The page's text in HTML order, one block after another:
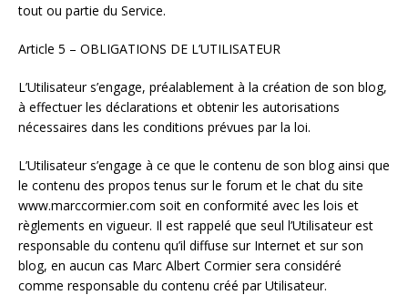
tout ou partie du Service.
Article 5 – OBLIGATIONS DE L’UTILISATEUR
L’Utilisateur s’engage, préalablement à la création de son blog,
à effectuer les déclarations et obtenir les autorisations
nécessaires dans les conditions prévues par la loi.
L’Utilisateur s’engage à ce que le contenu de son blog ainsi que
le contenu des propos tenus sur le forum et le chat du site
www.marccormier.com soit en conformité avec les lois et
règlements en vigueur. Il est rappelé que seul l’Utilisateur est
responsable du contenu qu’il diffuse sur Internet et sur son
blog, en aucun cas Marc Albert Cormier sera considéré
comme responsable du contenu créé par Utilisateur.